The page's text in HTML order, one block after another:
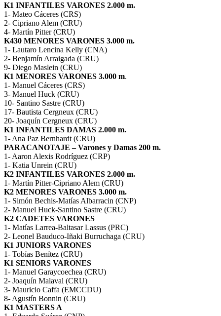
K1 INFANTILES VARONES 2.000 m.
1- Mateo Cáceres (CRS)
2- Cipriano Alem (CRU)
4- Martín Pitter (CRU)
K430 MENORES VARONES 3.000 m.
1- Lautaro Lencina Kelly (CNA)
2- Benjamín Arraigada (CRU)
9- Diego Maslein (CRU)
K1 MENORES VARONES 3.000 m.
1- Manuel Cáceres (CRS)
3- Manuel Huck (CRU)
10- Santino Sastre (CRU)
17- Bautista Cergneux (CRU)
20- Joaquín Cergneux (CRU)
K1 INFANTILES DAMAS 2.000 m.
1- Ana Paz Bernhardt (CRU)
PARACANOTAJE – Varones y Damas 200 m.
1- Aaron Alexis Rodríguez (CRP)
1- Katia Unrein (CRU)
K2 INFANTILES VARONES 2.000 m.
1- Martín Pitter-Cipriano Alem (CRU)
K2 MENORES VARONES 3.000 m.
1- Simón Bechis-Matías Albarracin (CNP)
2- Manuel Huck-Santino Sastre (CRU)
K2 CADETES VARONES
1- Matías Larrea-Baltasar Lassus (PRC)
2- Leonel Bauduco-Iñaki Burruchaga (CRU)
K1 JUNIORS VARONES
1- Tobías Benítez (CRU)
K1 SENIORS VARONES
1- Manuel Garaycoechea (CRU)
2- Joaquín Malaval (CRU)
3- Mauricio Caffa (EMCCDU)
8- Agustín Bonnin (CRU)
K1 MASTERS A